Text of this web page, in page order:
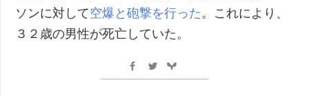
ソンに対して空爆と砲撃を行った 。これにより、
３２歳の男性が死亡していた。